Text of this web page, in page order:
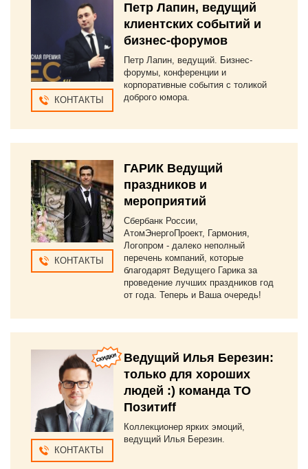
КОНТАКТЫ
Петр Лапин, ведущий
клиентских событий и
бизнес-форумов
Петр Лапин, ведущий. Бизнес-
форумы, конференции и
корпоративные события с толикой
доброго юмора.
КОНТАКТЫ
ГАРИК Ведущий
праздников и
мероприятий
Сбербанк России,
АтомЭнергоПроект, Гармония,
Логопром - далеко неполный
перечень компаний, которые
благодарят Ведущего Гарика за
проведение лучших праздников год
от года. Теперь и Ваша очередь!
КОНТАКТЫ
Ведущий Илья Березин:
только для хороших
людей :) команда ТО
Позитиff
Коллекционер ярких эмоций,
ведущий Илья Березин.